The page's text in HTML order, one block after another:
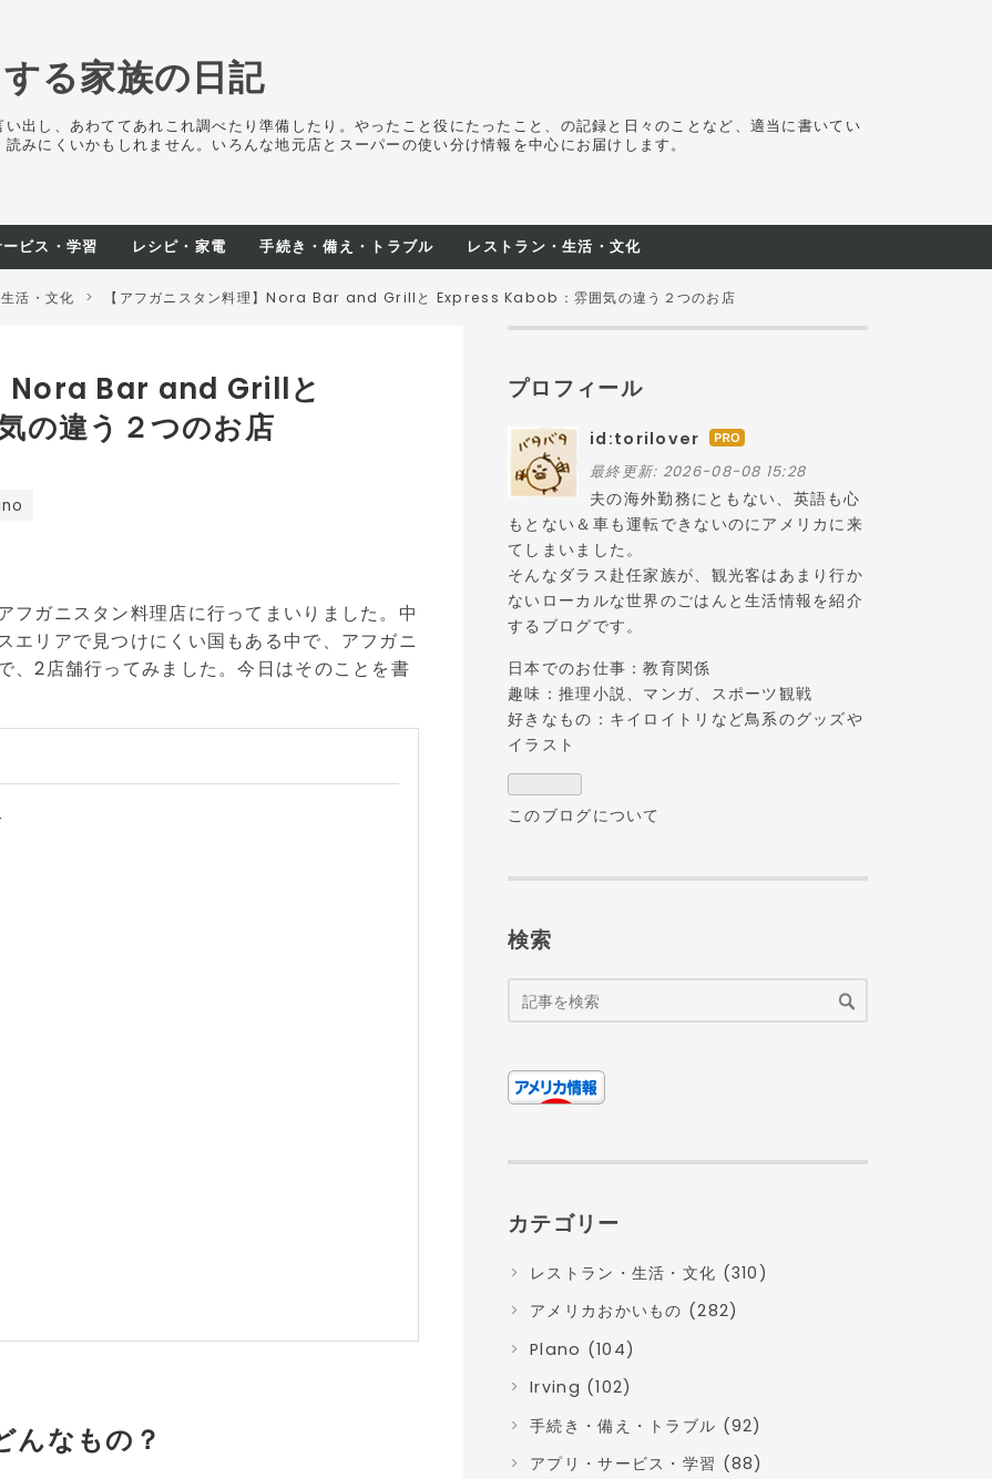
る家族の日記
出し、あわててあれこれ調べたり準備したり。やったこと役にたったこと、の記録と日々のことなど、適当に書いてい
みにくいかもしれません。いろんな地元店とスーパーの使い分け情報を中心にお届けします。
ビス・学習 レシピ・家電 手続き・備え・トラブル レストラン・生活・文化
活・文化 > 【アフガニスタン料理】Nora Bar and Grillと Express Kabob：雰囲気の違う２つのお店
Nora Bar and Grillと
の違う２つのお店
フガニスタン料理店に行ってまいりました。中
エリアで見つけにくい国もある中で、アフガニ
、2店舗行ってみました。今日はそのことを書
んなもの？
プロフィール
id:torilover は
て
な
ブ
グ
Pro
最終更新: 2026-08-08 15:28
夫の海外勤務にともない、英語も心
もとない＆車も運転できないのにアメリカに来
てしまいました。
そんなダラス赴任家族が、観光客はあまり行か
ないローカルな世界のごはんと生活情報を紹介
するブログです。
日本でのお仕事：教育関係
趣味：推理小説、マンガ、スポーツ観戦
好きなもの：キイロイトリなど鳥系のグッズや
イラスト
このブログについて
検索
カテゴリー
レストラン・生活・文化 (310)
アメリカおかいもの (282)
Plano (104)
Irving (102)
手続き・備え・トラブル (92)
アプリ・サービス・学習 (88)